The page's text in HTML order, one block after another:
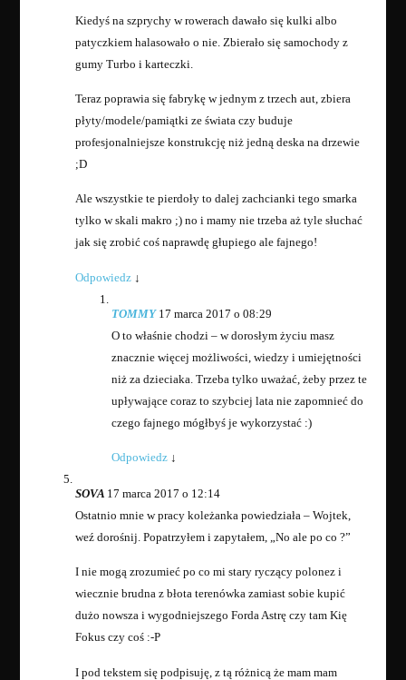
Kiedyś na szprychy w rowerach dawało się kulki albo
patyczkiem halasowało o nie. Zbierało się samochody z
gumy Turbo i karteczki.
Teraz poprawia się fabrykę w jednym z trzech aut, zbiera
płyty/modele/pamiątki ze świata czy buduje
profesjonalniejsze konstrukcję niż jedną deska na drzewie
;D
Ale wszystkie te pierdoły to dalej zachcianki tego smarka
tylko w skali makro ;) no i mamy nie trzeba aż tyle słuchać
jak się zrobić coś naprawdę głupiego ale fajnego!
Odpowiedz ↓
TOMMY 17 marca 2017 o 08:29
O to właśnie chodzi – w dorosłym życiu masz
znacznie więcej możliwości, wiedzy i umiejętności
niż za dzieciaka. Trzeba tylko uważać, żeby przez te
upływające coraz to szybciej lata nie zapomnieć do
czego fajnego mógłbyś je wykorzystać :)
Odpowiedz ↓
SOVA 17 marca 2017 o 12:14
Ostatnio mnie w pracy koleżanka powiedziała – Wojtek,
weź dorośnij. Popatrzyłem i zapytałem, „No ale po co ?”
I nie mogą zrozumieć po co mi stary ryczący polonez i
wiecznie brudna z błota terenówka zamiast sobie kupić
dużo nowsza i wygodniejszego Forda Astrę czy tam Kię
Fokus czy coś :-P
I pod tekstem się podpisuję, z tą różnicą że mam mam